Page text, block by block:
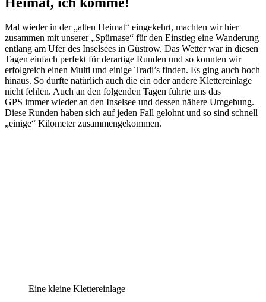
Mal wieder in der „alten Heimat“ eingekehrt, machten wir hier
zusammen mit unserer „Spürnase“ für den Einstieg eine Wanderung
entlang am Ufer des Inselsees in Güstrow. Das Wetter war in diesen
Tagen einfach perfekt für derartige Runden und so konnten wir
erfolgreich einen Multi und einige Tradi’s finden. Es ging auch hoch
hinaus. So durfte natürlich auch die ein oder andere Klettereinlage
nicht fehlen. Auch an den folgenden Tagen führte uns das
GPS immer wieder an den Inselsee und dessen nähere Umgebung.
Diese Runden haben sich auf jeden Fall gelohnt und so sind schnell
„einige“ Kilometer zusammengekommen.
Eine kleine Klettereinlage